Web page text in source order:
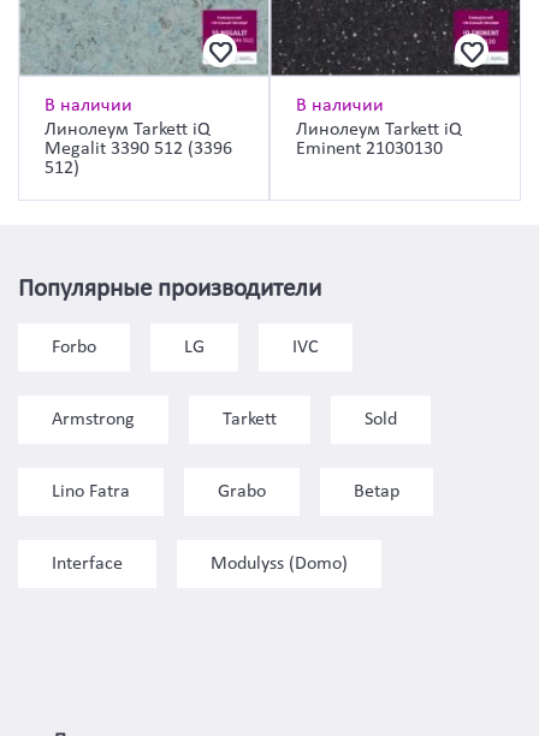
В наличии
Линолеум Tarkett iQ
Megalit 3390 512 (3396
512)
В наличии
Линолеум Tarkett iQ
Eminent 21030130
Популярные производители
Forbo LG IVC
Armstrong Tarkett Sold
Lino Fatra Grabo Betap
Interface Modulyss (Domo)